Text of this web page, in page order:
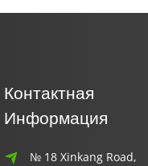
Контактная
Информация
№ 18 Xinkang Road,